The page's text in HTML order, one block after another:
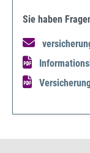
Sie haben